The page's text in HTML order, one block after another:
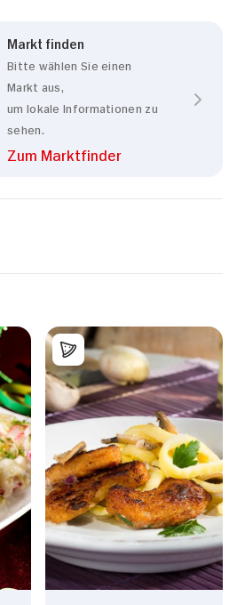
Markt finden
Bitte wählen Sie einen
Markt aus,
um lokale Informationen zu
sehen.
Zum Marktfinder